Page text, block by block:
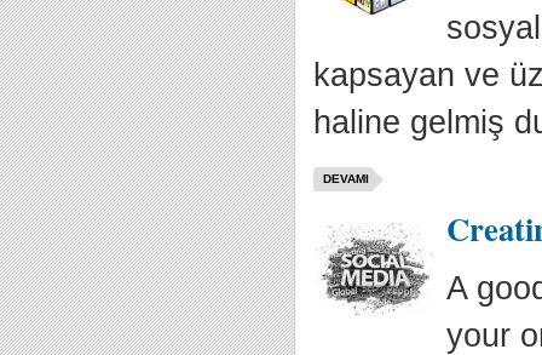
kapsayan ve
haline gelmiş
DEVAMI
A
your